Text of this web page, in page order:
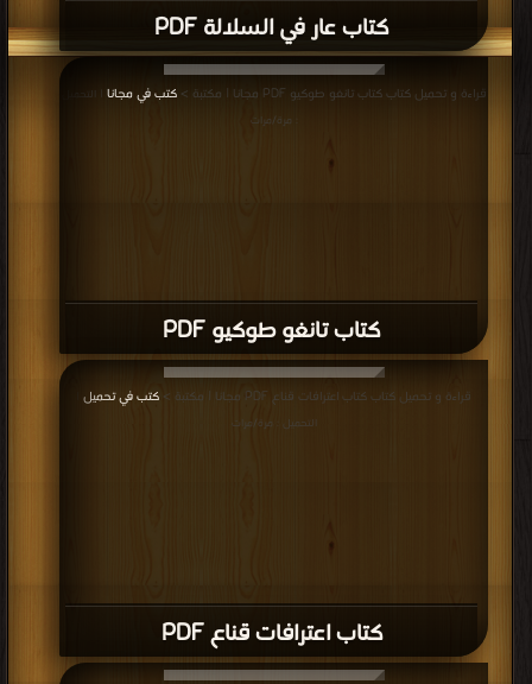
كتاب عار في السلالة PDF
كتاب تانغو طوكيو PDF
قراءة و تحميل كتاب كتاب تانغو طوكيو PDF مجانا | مكتبة > كتب في مجانا | التحميل
: مرة/مرات
كتاب اعترافات قناع PDF
قراءة و تحميل كتاب كتاب اعترافات قناع PDF مجانا | مكتبة > كتب في تحميل
التحميل : مرة/مرات